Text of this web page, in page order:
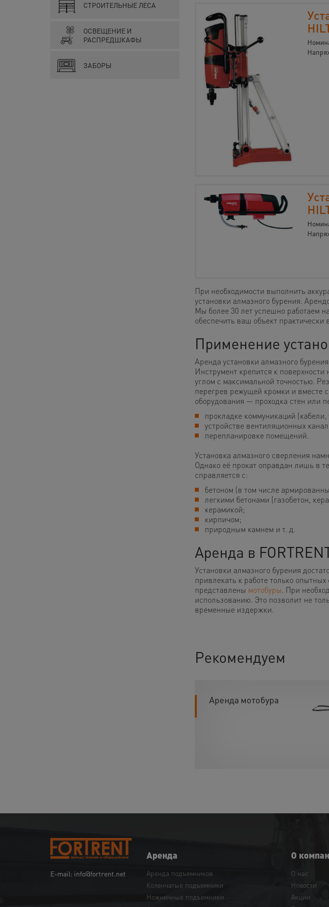
СТРОИТЕЛЬНЫЕ ЛЕСА
ОСВЕЩЕНИЕ И
РАСПРЕДШКАФЫ
ЗАБОРЫ
При необходимости выполнить
установки алмазного бурения.
Мы более 30 лет успешно работаем
обеспечить ваш объект практически
Применение
Аренда установки алмазного
Инструмент крепится к
углом с максимальной точностью.
перегрев режущей кромки и вместе
оборудования — проходка стен или
прокладке коммуникаций
устройстве вентиляционных
перепланировке помещений.
Установка алмазного сверления
Однако её прокат оправдан лишь в
справляется с:
бетоном (в том числе
легкими бетонами (газобетон,
керамикой;
кирпичом;
природным камнем и т. д.
Аренда в
Установки алмазного бурения
привлекать к работе только
представлены мотобуры . При
использованию. Это позволит не
временные издержки.
Рекомендуем
Аренда мотобура
E-mail: info@fortrent.net
Аренда
Аренда подъемников
Коленчатые подъемники
Ножничные подъемники
О
О нас
Новости
Акции